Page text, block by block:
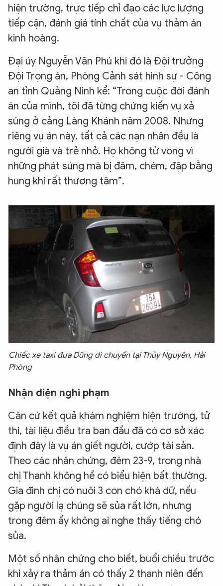
hiện trường, trực tiếp chỉ đạo các lực lượng
tiếp cận, đánh giá tính chất của vụ thảm án
kinh hoàng.
Đại úy Nguyễn Văn Phú khi đó là Đội trưởng
Đội Trọng án, Phòng Cảnh sát hình sự - Công
an tỉnh Quảng Ninh kể: “Trong cuộc đời đánh
án của mình, tôi đã từng chứng kiến vụ xả
súng ở cảng Làng Khánh năm 2008. Nhưng
riêng vụ án này, tất cả các nạn nhân đều là
người già và trẻ nhỏ. Họ không tử vong vì
những phát súng mà bị đâm, chém, đập bằng
hung khí rất thương tâm”.
Chiếc xe taxi đưa Dũng di chuyển tại Thủy Nguyên, Hải
Phòng
Nhận diện nghi phạm
Căn cứ kết quả khám nghiệm hiện trường, tử
thi, tài liệu điều tra ban đầu đã có cơ sở xác
định đây là vụ án giết người, cướp tài sản.
Theo các nhân chứng, đêm 23-9, trong nhà
chị Thanh không hề có biểu hiện bất thường.
Gia đình chị có nuôi 3 con chó khá dữ, nếu
gặp người lạ chúng sẽ sủa rất lớn, nhưng
trong đêm ấy không ai nghe thấy tiếng chó
sủa.
Một số nhân chứng cho biết, buổi chiều trước
khi xảy ra thảm án có thấy 2 thanh niên đến